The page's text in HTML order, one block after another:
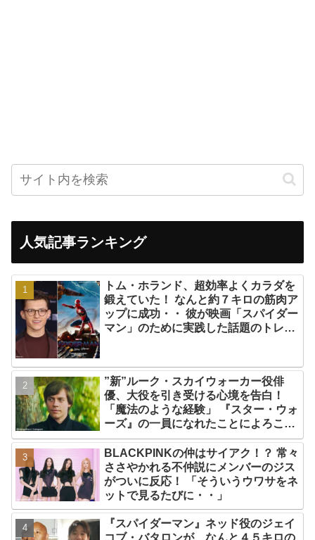
人気記事ランキング
トム・ホランド、超効率よくカラダを
鍛えていた！ なんと約７キロの筋肉ア
ップに成功・・ 彼が映画「スパイダー
マン」のために実践した話題のトレー
”新”ルーク・スカイウォーカー役俳
優、大役を引き受ける心境を告白！
「魔法のような経験」 『スター・ウォ
ーズ』の一員になれたことによろこび
爆発
BLACKPINKの仲はサイアク！？ 常々
ささやかれる不仲説にメンバーのジス
がついに反応！ 「そういうウワサをネ
ットで見るたびに・・」
『スパイダーマン』ネッド役のジェイ
コブ・バタロンが、なんと４５キロの